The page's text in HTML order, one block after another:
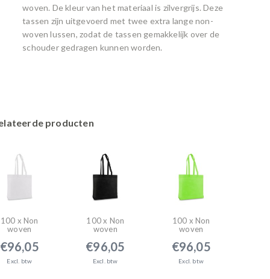
woven. De kleur van het materiaal is zilvergrijs. Deze
tassen zijn uitgevoerd met twee extra lange non-
woven lussen, zodat de tassen gemakkelijk over de
schouder gedragen kunnen worden.
producten
100 x Non
woven
40 + 9 cm.,
Wit
€96,05
Excl. btw
100 x Non
woven
40 + 9 cm.,
Zwart
€96,05
Excl. btw
100 x Non
woven
40 + 9 cm.,
Apple groen
€96,05
Excl. btw